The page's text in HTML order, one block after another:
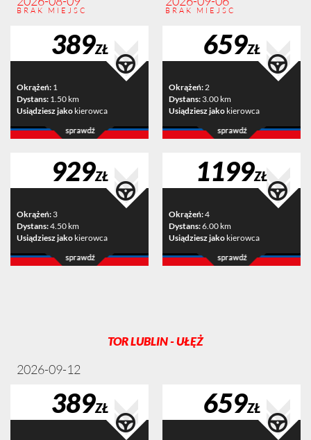
BRAK MIEJSC BRAK MIEJSC
389ZŁ
Okrążeń: 1
Dystans: 1.50 km
Usiądziesz jako kierowca
659ZŁ
Okrążeń:2
Dystans: 3.00 km
Usiądziesz jako kierowca
929ZŁ
Okrążeń: 3
Dystans:4.50 km
Usiądziesz jako kierowca
1199ZŁ
Okrążeń:4
Dystans:6.00 km
Usiądziesz jako kierowca
TOR LUBLIN - UŁĘŻ
2026-09-12
389ZŁ 659ZŁ